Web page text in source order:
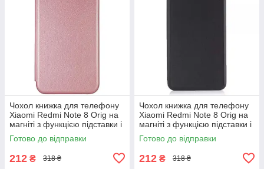
Чохол книжка для телефону
Xiaomi Redmi Note 8 Orig на
магніті з функцією підставки і
кишенею для карт Rose Gold
4you
Готово до відправки
212 ₴ 318 ₴
Чохол книжка для телефону
Xiaomi Redmi Note 8 Orig на
магніті з функцією підставки і
кишенею для карток Black
4you
Готово до відправки
212 ₴ 318 ₴